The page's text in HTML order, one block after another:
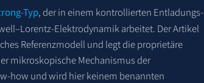
Typ, der in einem kontrollierten Entladungs-
Elektrodynamik arbeitet. Der Artikel
Referenzmodell und legt die proprietäre
mikroskopische Mechanismus der
how und wird hier keinem benannten